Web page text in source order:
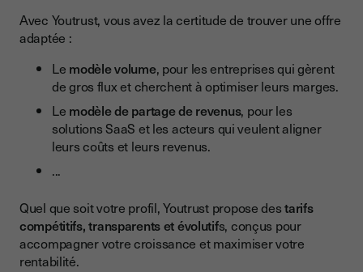
Avec Youtrust, vous avez la certitude de trouver une offre
adaptée :
Le modèle volume, pour les entreprises qui gèrent
de gros flux et cherchent à optimiser leurs marges.
Le modèle de partage de revenus, pour les
solutions SaaS et les acteurs qui veulent aligner
leurs coûts et leurs revenus.
...
Quel que soit votre profil, Youtrust propose destarifs
compétitifs, transparents et évolutifs, conçus pour
accompagner votre croissance et maximiser votre
rentabilité.